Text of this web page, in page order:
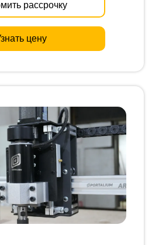
рассрочку
цену